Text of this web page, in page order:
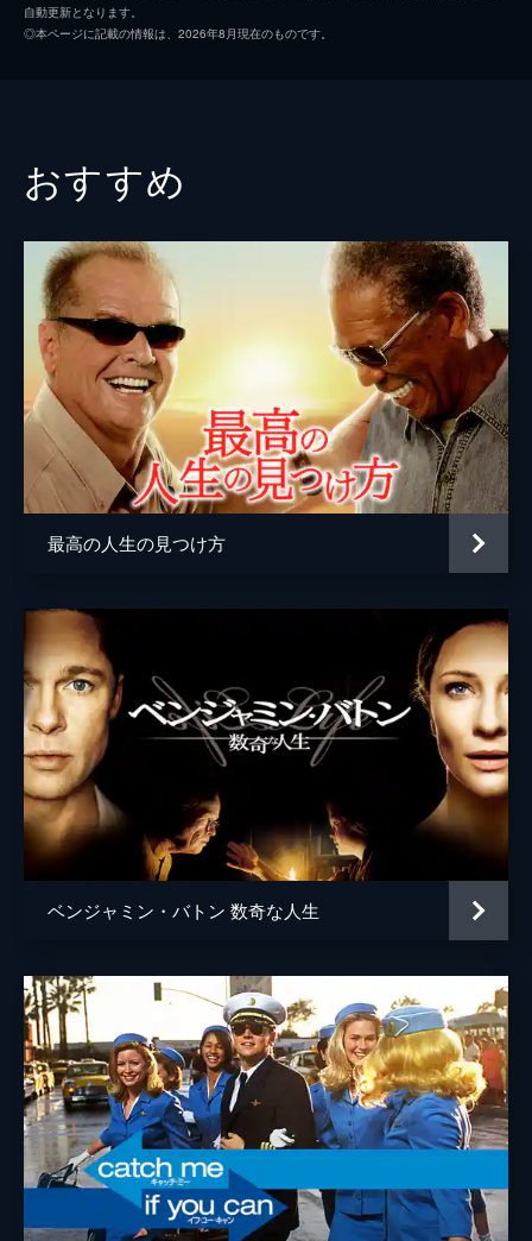
スアンヌ・スポーク
マックス・カッシュ
チャーリー・イアン
ジェイソン・ブレア
カヴィタ・パティル
監督 デイミアン・チャゼル
脚本 デイミアン・チャゼル
製作 ジェイソン・ブラム
ヘレン・エスタブルック
ミシェル・リトヴァク
デヴィッド・ランカスター
自動更新となります。
◎本ページに記載の情報は、2026年8月現在のものです。
おすすめ
最高の人生の見つけ方
ベンジャミン・バトン 数奇な人生